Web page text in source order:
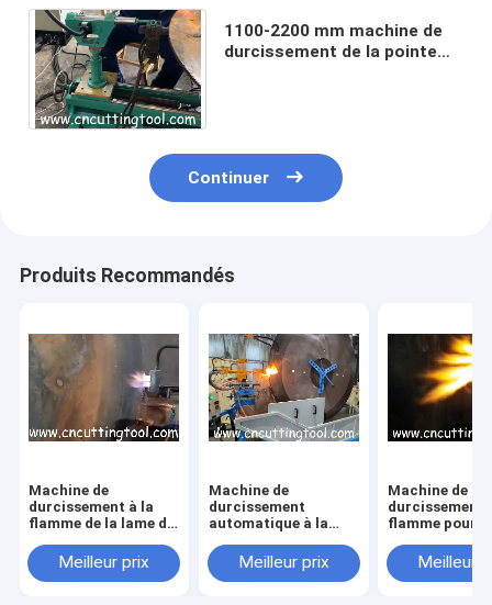
1100-2200 mm machine de
durcissement de la pointe
Continuer
Produits Recommandés
Machine de
durcissement à la
flamme de la lame de
Meilleur prix
Machine de
durcissement
automatique à la
dentaire en alliage de
scie circulaire
Meilleur prix
Machine de
durcissement
flamme pour
de la lame de
circulaire à
Meilleur